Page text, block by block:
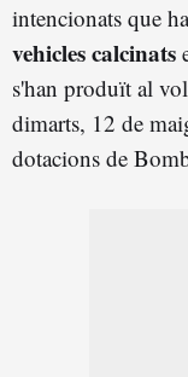
intencionats que
vehicles calcinats
s'han produït al
dimarts, 12 de
dotacions de